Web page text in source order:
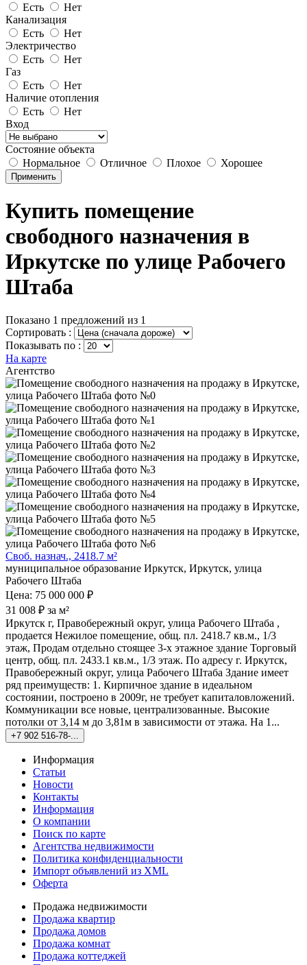
Есть
Нет
Канализация
Есть
Нет
Электричество
Есть
Нет
Газ
Есть
Нет
Наличие отопления
Есть
Нет
Вход
Состояние объекта
Нормальное
Отличное Плохое Хорошее
Применить
Купить помещение
свободного назначения в
Иркутске по yлице Рабочего
Штаба
Показано 1 предложений из 1
Сортировать :
Показывать по :
На карте
Агентство
Своб. назнач., 2418.7 м²
муниципальное образование Иркутск, Иркутск, улица
Рабочего Штаба
Цена: 75 000 000 ₽
31 008 ₽ за м²
Иркутск г, Правобережный округ, улица Рабочего Штаба ,
продается Нежилое помещение, общ. пл. 2418.7 кв.м., 1/3
этаж, Продам отдельно стоящее 3-х этажное здание Торговый
центр, общ. пл. 2433.1 кв.м., 1/3 этаж. По адресу г. Иркутск,
Правобережный округ, улица Рабочего Штаба Здание имеет
ряд преимуществ: 1. Кирпичное здание в идеальном
состоянии, построено в 2009г, не требует капиталовложений.
Коммуникации все новые, централизованные. Высокие
потолки от 3,14 м до 3,81м в зависимости от этажа. На 1...
+7 902 516-78-...
Информация
Статьи
Новости
Контакты
Информация
О компании
Поиск по карте
Агентства недвижимости
Политика конфиденциальности
Импорт объявлений из XML
Оферта
Продажа недвижимости
Продажа квартир
Продажа домов
Продажа комнат
Продажа коттеджей